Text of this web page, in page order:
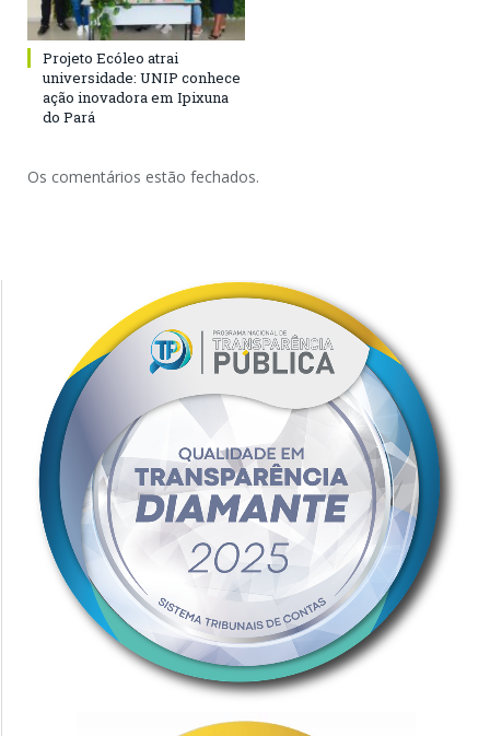
Projeto Ecóleo atrai
universidade: UNIP conhece
ação inovadora em Ipixuna
do Pará
Os comentários estão fechados.